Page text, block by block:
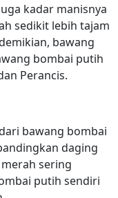
kadar manisnya
sedikit lebih tajam
bawang
bombai putih
Perancis.
bawang bombai
daging
sering
putih sendiri